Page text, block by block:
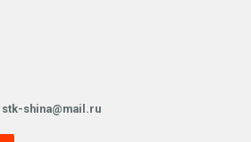
stk-shina@mail.ru